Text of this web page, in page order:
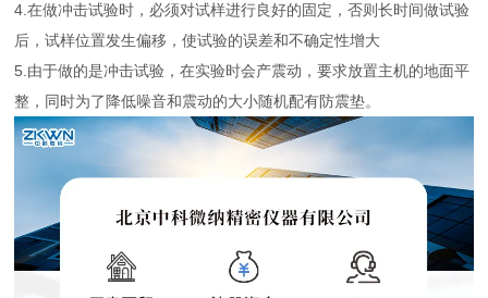
4.在做冲击试验时，必须对试样进行良好的固定，否则长时间做试验
后，试样位置发生偏移，使试验的误差和不确定性增大
5.由于做的是冲击试验，在实验时会产震动，要求放置主机的地面平
整，同时为了降低噪音和震动的大小随机配有防震垫。